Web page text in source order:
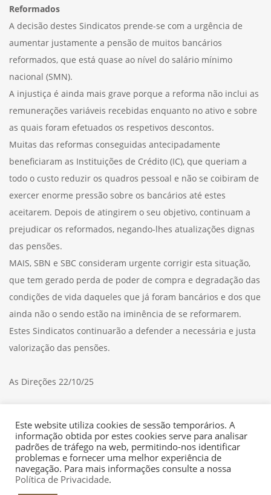
Reformados
A decisão destes Sindicatos prende-se com a urgência de
aumentar justamente a pensão de muitos bancários
reformados, que está quase ao nível do salário mínimo
nacional (SMN).
A injustiça é ainda mais grave porque a reforma não inclui as
remunerações variáveis recebidas enquanto no ativo e sobre
as quais foram efetuados os respetivos descontos.
Muitas das reformas conseguidas antecipadamente
beneficiaram as Instituições de Crédito (IC), que queriam a
todo o custo reduzir os quadros pessoal e não se coibiram de
exercer enorme pressão sobre os bancários até estes
aceitarem. Depois de atingirem o seu objetivo, continuam a
prejudicar os reformados, negando-lhes atualizações dignas
das pensões.
MAIS, SBN e SBC consideram urgente corrigir esta situação,
que tem gerado perda de poder de compra e degradação das
condições de vida daqueles que já foram bancários e dos que
ainda não o sendo estão na iminência de se reformarem.
Estes Sindicatos continuarão a defender a necessária e justa
valorização das pensões.
As Direções 22/10/25
Este website utiliza cookies de sessão temporários. A
informação obtida por estes cookies serve para analisar
padrões de tráfego na web, permitindo-nos identificar
problemas e fornecer uma melhor experiência de
navegação. Para mais informações consulte a nossa
Política de Privacidade.